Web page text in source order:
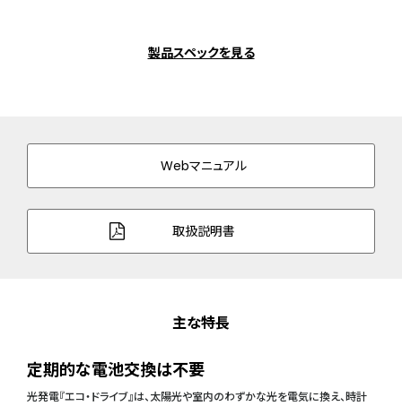
製品スペックを見る
Webマニュアル
取扱説明書
主な特長
定期的な電池交換は不要
光発電『エコ・ドライブ』は、太陽光や室内のわずかな光を電気に換え、時計